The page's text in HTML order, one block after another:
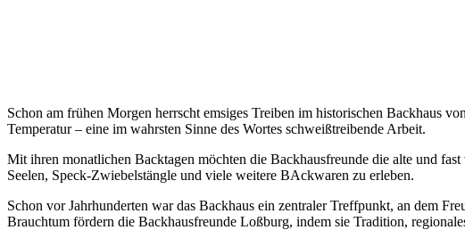
Schon am frühen Morgen herrscht emsiges Treiben im historischen Backhaus
Temperatur – eine im wahrsten Sinne des Wortes schweißtreibende Arbeit.
Mit ihren monatlichen Backtagen möchten die Backhausfreunde die alte und
Seelen, Speck-Zwiebelstängle und viele weitere BAckwaren zu erleben.
Schon vor Jahrhunderten war das Backhaus ein zentraler Treffpunkt, an dem
Brauchtum fördern die Backhausfreunde Loßburg, indem sie Tradition,